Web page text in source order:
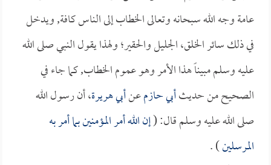
عامة وجه الله سبحانه وتعالى الخطاب إلى الناس كافة, ويدخل
في ذلك سائر الخلق، الجليل والحقير؛ ولهذا يقول النبي صلى الله
عليه وسلم مبيناً هذا الأمر وهو عموم الخطاب, كما جاء في
الصحيح من حديثأبي حازمعنأبي هريرة، أن رسول الله
صلى الله عليه وسلم قال: (إن الله أمر المؤمنين بما أمر به
المرسلين) .